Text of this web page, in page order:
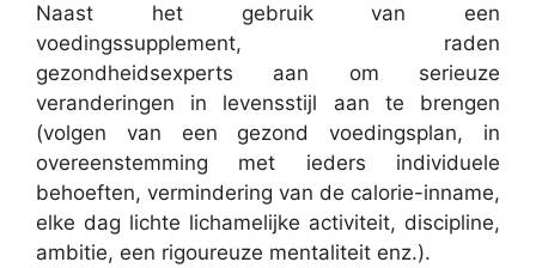
Naast het gebruik van een
voedingssupplement, raden
gezondheidsexperts aan om serieuze
veranderingen in levensstijl aan te brengen
(volgen van een gezond voedingsplan, in
overeenstemming met ieders individuele
behoeften, vermindering van de calorie-inname,
elke dag lichte lichamelijke activiteit, discipline,
ambitie, een rigoureuze mentaliteit enz.).